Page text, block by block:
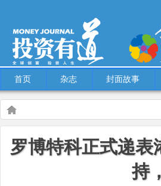
首页 杂志 封面故事
Warning: Use of undefined constant multiple -
content/themes/Hcms/single.phpon line5
罗博特科正式递表港交所，“双轮驱
罗博特科正式递表
持